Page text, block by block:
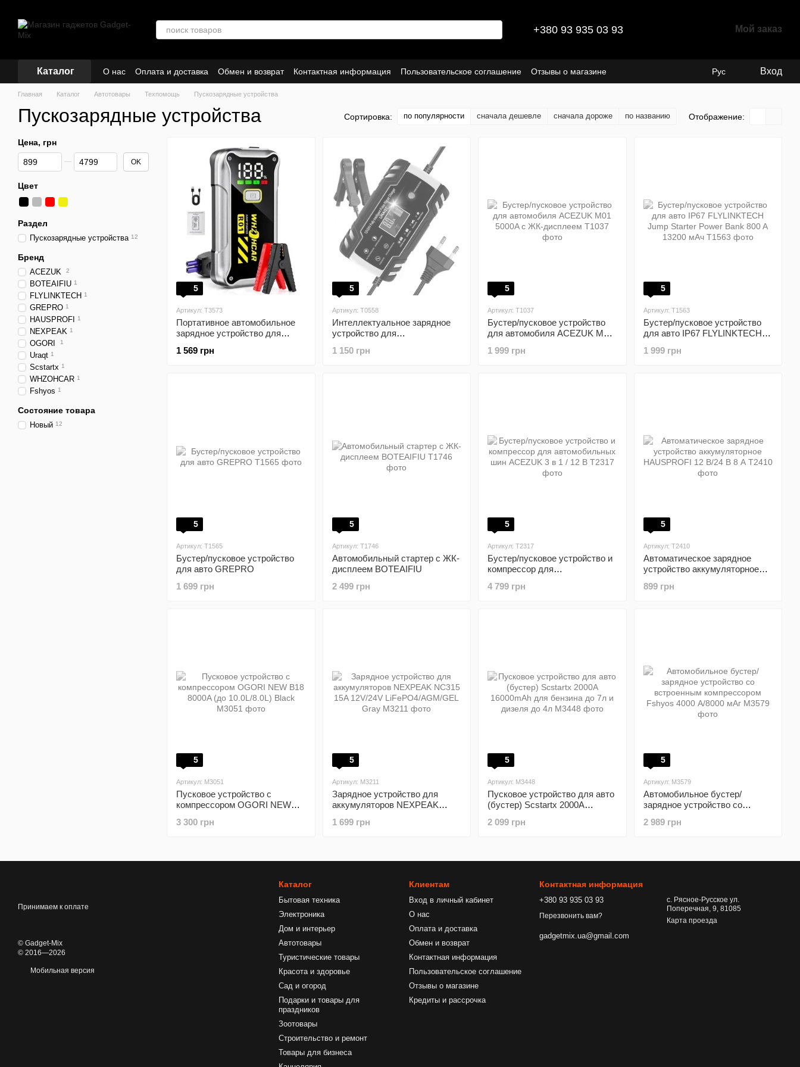
+380 93 935 03 93 Мой заказ
Каталог О нас Оплата и доставка Обмен и возврат Контактная информация Пользовательское соглашение
Отзывы о магазине
Кредиты и рассрочка
Рус Вход
Главная Каталог Автотовары Техпомощь Пускозарядные устройства
Пускозарядные устройства Сортировка: по популярности сначала дешевле сначала дороже по названию Отображение:
5
Артикул: T3573
Портативное автомобильное
зарядное устройство для
WHZOHCAR 4000 A
1 569 грн
5
Артикул: T0558
Интеллектуальное зарядное
устройство для
аккумуляторов URAQT 8A
1 150 грн
5
Артикул: T1037
Бустер/пусковое устройство
для автомобиля ACEZUK M01
1 999 грн
5
Артикул: T1563
Бустер/пусковое устройство
для авто IP67 FLYLINKTECH
13200 мАч
1 999 грн
5
Артикул: T1565
Бустер/пусковое устройство
для авто GREPRO
1 699 грн
5
Артикул: T1746
Автомобильный стартер с ЖК-
дисплеем BOTEAIFIU
2 499 грн
5
Артикул: T2317
Бустер/пусковое устройство и
компрессор для
3 в 1 / 12 В
4 799 грн
5
Артикул: T2410
Автоматическое зарядное
устройство аккумуляторное
899 грн
5
Артикул: M3051
Пусковое устройство с
компрессором OGORI NEW
3 300 грн
5
Артикул: M3211
Зарядное устройство для
аккумуляторов NEXPEAK
LiFePO4/AGM/GEL Gray
1 699 грн
5
Артикул: M3448
Пусковое устройство для авто
(бустер) Scstartx 2000A
дизеля до 4л
2 099 грн
5
Артикул: M3579
Автомобильное бустер/
зарядное устройство со
Fshyos 4000 А/8000 мАг
2 989 грн
Цена, грн
От Цена, грн
До Цена, грн OK
Цвет
Раздел
Пускозарядные устройства 12
Бренд
ACEZUK 2
BOTEAIFIU 1
FLYLINKTECH 1
GREPRO 1
HAUSPROFI 1
NEXPEAK 1
OGORI 1
Uraqt 1
Scstartx 1
WHZOHCAR 1
Fshyos 1
Состояние товара
Новый 12
Принимаем к оплате
© Gadget-Mix
© 2016—2026
Мобильная версия
Каталог
Бытовая техника
Электроника
Дом и интерьер
Автотовары
Туристические товары
Красота и здоровье
Сад и огород
Подарки и товары для
праздников
Зоотовары
Строительство и ремонт
Товары для бизнеса
Клиентам
Вход в личный кабинет
О нас
Оплата и доставка
Обмен и возврат
Контактная информация
Пользовательское соглашение
Отзывы о магазине
Кредиты и рассрочка
Контактная информация
+380 93 935 03 93
Перезвонить вам?
gadgetmix.ua@gmail.com
с. Рясное-Русское ул.
Поперечная, 9, 81085
Карта проезда